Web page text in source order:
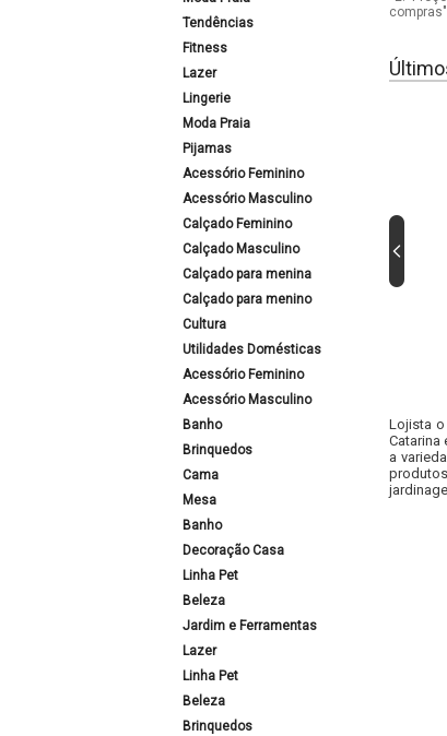
Tendências
Fitness
Lazer
Lingerie
Moda Praia
Pijamas
Acessório Feminino
Acessório Masculino
Calçado Feminino
Calçado Masculino
Calçado para menina
Calçado para menino
Cultura
Utilidades Domésticas
Acessório Feminino
Acessório Masculino
Banho
Brinquedos
Cama
Mesa
Banho
Decoração Casa
Linha Pet
Beleza
Jardim e Ferramentas
Lazer
Linha Pet
Beleza
Brinquedos
Lojista
Catarina
a